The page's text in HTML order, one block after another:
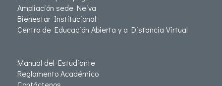
Ampliación sede Neiva
Bienestar Institucional
Centro de Educación Abierta y a Distancia Virtual
Manual del Estudiante
Reglamento Académico